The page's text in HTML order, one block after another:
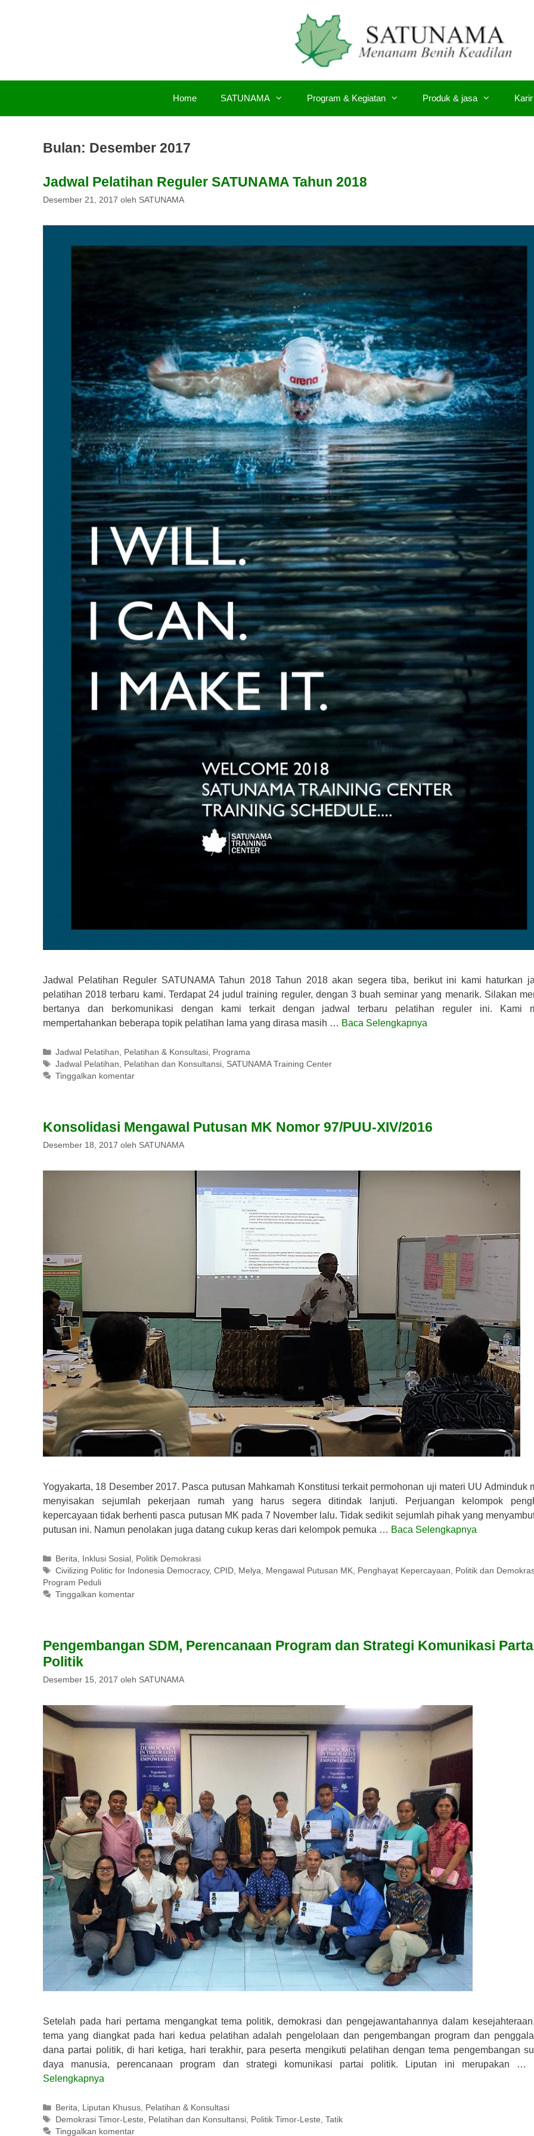
Home SATUNAMA Program & Kegiatan Produk & jasa Karir
Bulan: Desember 2017
Jadwal Pelatihan Reguler SATUNAMA Tahun 2018
Desember 21, 2017 oleh SATUNAMA
Jadwal Pelatihan Reguler SATUNAMA Tahun 2018 Tahun 2018 akan segera tiba, berikut ini kami haturkan
pelatihan 2018 terbaru kami. Terdapat 24 judul training reguler, dengan 3 buah seminar yang menarik. Silakan
bertanya dan berkomunikasi dengan kami terkait dengan jadwal terbaru pelatihan reguler ini. Kami
mempertahankan beberapa topik pelatihan lama yang dirasa masih … Baca Selengkapnya
Kategori
Jadwal Pelatihan, Pelatihan & Konsultasi, Programa
Tag
Jadwal Pelatihan, Pelatihan dan Konsultansi, SATUNAMA Training Center
Tinggalkan komentar
Konsolidasi Mengawal Putusan MK Nomor 97/PUU-XIV/2016
Desember 18, 2017 oleh SATUNAMA
Yogyakarta, 18 Desember 2017. Pasca putusan Mahkamah Konstitusi terkait permohonan uji materi UU Adminduk
menyisakan sejumlah pekerjaan rumah yang harus segera ditindak lanjuti. Perjuangan kelompok
kepercayaan tidak berhenti pasca putusan MK pada 7 November lalu. Tidak sedikit sejumlah pihak yang
putusan ini. Namun penolakan juga datang cukup keras dari kelompok pemuka … Baca Selengkapnya
Kategori
Berita, Inklusi Sosial , Politik Demokrasi
Tag
Civilizing Politic for Indonesia Democracy,CPID, Melya, Mengawal Putusan MK, Penghayat Kepercayaan, Politik dan
Program Peduli
Tinggalkan komentar
Pengembangan SDM, Perencanaan Program dan Strategi Komunikasi
Politik
Desember 15, 2017 oleh SATUNAMA
Setelah pada hari pertama mengangkat tema politik, demokrasi dan pengejawantahannya dalam
tema yang diangkat pada hari kedua pelatihan adalah pengelolaan dan pengembangan program dan
dana partai politik, di hari ketiga, hari terakhir, para peserta mengikuti pelatihan dengan tema pengembangan
daya manusia, perencanaan program dan strategi komunikasi partai politik. Liputan ini merupakan …
Selengkapnya
Kategori
Berita, Liputan Khusus, Pelatihan & Konsultasi
Tag
Demokrasi Timor-Leste, Pelatihan dan Konsultansi, Politik Timor-Leste,Tatik
Tinggalkan komentar